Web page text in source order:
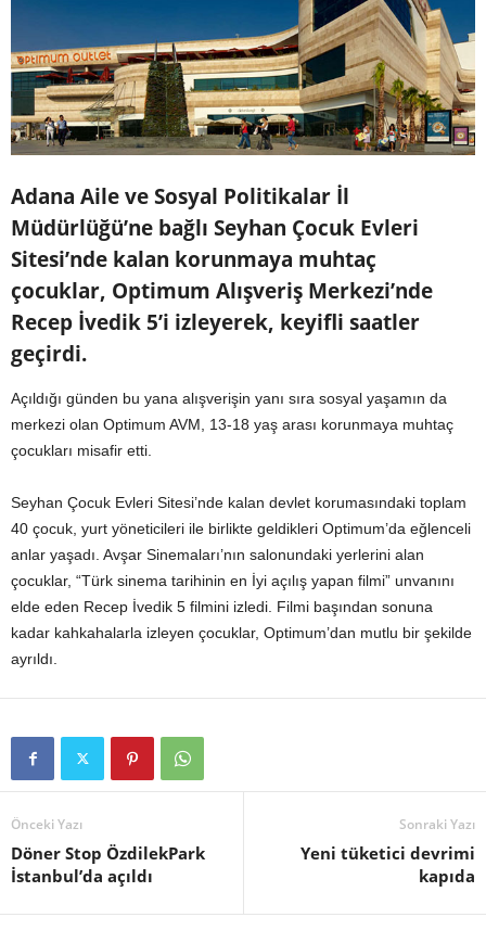
Adana Aile ve Sosyal Politikalar İl
Müdürlüğü’ne bağlı Seyhan Çocuk Evleri
Sitesi’nde kalan korunmaya muhtaç
çocuklar, Optimum Alışveriş Merkezi’nde
Recep İvedik 5’i izleyerek, keyifli saatler
geçirdi.
Açıldığı günden bu yana alışverişin yanı sıra sosyal yaşamın da
merkezi olan Optimum AVM, 13-18 yaş arası korunmaya muhtaç
çocukları misafir etti.
Seyhan Çocuk Evleri Sitesi’nde kalan devlet korumasındaki toplam
40 çocuk, yurt yöneticileri ile birlikte geldikleri Optimum’da eğlenceli
anlar yaşadı. Avşar Sinemaları’nın salonundaki yerlerini alan
çocuklar, “Türk sinema tarihinin en İyi açılış yapan filmi” unvanını
elde eden Recep İvedik 5 filmini izledi. Filmi başından sonuna
kadar kahkahalarla izleyen çocuklar, Optimum’dan mutlu bir şekilde
ayrıldı.
Önceki Yazı
Döner Stop ÖzdilekPark
İstanbul’da açıldı
Sonraki Yazı
Yeni tüketici devrimi
kapıda